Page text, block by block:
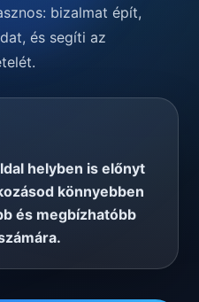
bizalmat épít,
és segíti az
helyben is előnyt
könnyebben
és megbízhatóbb